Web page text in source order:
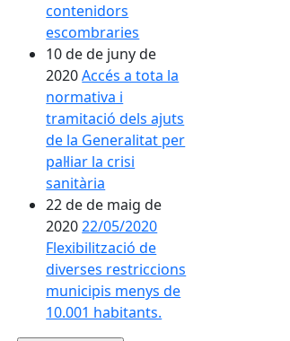
contenidors
escombraries
10 de de juny de
2020Accés a tota la
normativa i
tramitació dels ajuts
de la Generalitat per
pal·liar la crisi
sanitària
22 de de maig de
202022/05/2020
Flexibilització de
diverses restriccions
municipis menys de
10.001 habitants.